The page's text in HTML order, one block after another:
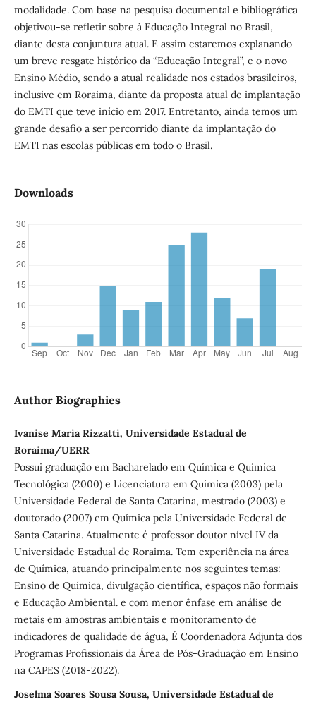
modalidade. Com base na pesquisa documental e bibliográfica
objetivou-se refletir sobre à Educação Integral no Brasil,
diante desta conjuntura atual. E assim estaremos explanando
um breve resgate histórico da “Educação Integral”, e o novo
Ensino Médio, sendo a atual realidade nos estados brasileiros,
inclusive em Roraima, diante da proposta atual de implantação
do EMTI que teve início em 2017. Entretanto, ainda temos um
grande desafio a ser percorrido diante da implantação do
EMTI nas escolas públicas em todo o Brasil.
Downloads
Author Biographies
Ivanise Maria Rizzatti, Universidade Estadual de
Roraima/UERR
Possui graduação em Bacharelado em Química e Química
Tecnológica (2000) e Licenciatura em Química (2003) pela
Universidade Federal de Santa Catarina, mestrado (2003) e
doutorado (2007) em Química pela Universidade Federal de
Santa Catarina. Atualmente é professor doutor nível IV da
Universidade Estadual de Roraima. Tem experiência na área
de Química, atuando principalmente nos seguintes temas:
Ensino de Química, divulgação científica, espaços não formais
e Educação Ambiental. e com menor ênfase em análise de
metais em amostras ambientais e monitoramento de
indicadores de qualidade de água, É Coordenadora Adjunta dos
Programas Profissionais da Área de Pós-Graduação em Ensino
na CAPES (2018-2022).
Joselma Soares Sousa Sousa, Universidade Estadual de